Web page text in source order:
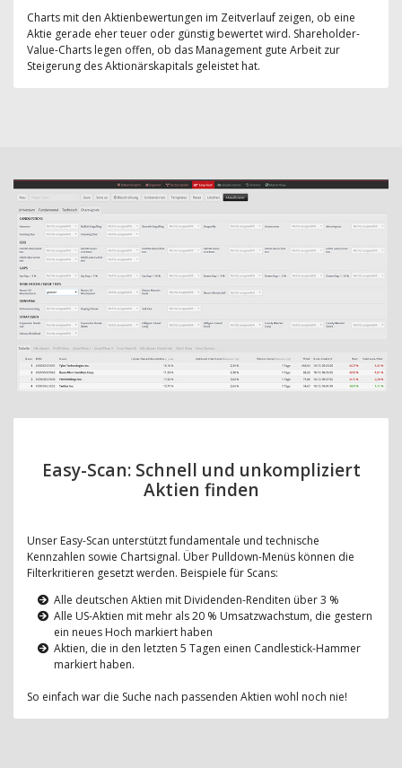
Charts mit den Aktienbewertungen im Zeitverlauf zeigen, ob eine
Aktie gerade eher teuer oder günstig bewertet wird. Shareholder-
Value-Charts legen offen, ob das Management gute Arbeit zur
Steigerung des Aktionärskapitals geleistet hat.
Easy-Scan: Schnell und unkompliziert
Aktien finden
Unser Easy-Scan unterstützt fundamentale und technische
Kennzahlen sowie Chartsignal. Über Pulldown-Menüs können die
Filterkritieren gesetzt werden. Beispiele für Scans:
Alle deutschen Aktien mit Dividenden-Renditen über 3 %
Alle US-Aktien mit mehr als 20 % Umsatzwachstum, die gestern
ein neues Hoch markiert haben
Aktien, die in den letzten 5 Tagen einen Candlestick-Hammer
markiert haben.
So einfach war die Suche nach passenden Aktien wohl noch nie!